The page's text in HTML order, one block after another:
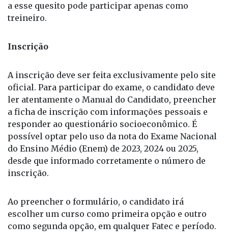
a esse quesito pode participar apenas como
treineiro.
Inscrição
A inscrição deve ser feita exclusivamente pelo site
oficial. Para participar do exame, o candidato deve
ler atentamente o Manual do Candidato, preencher
a ficha de inscrição com informações pessoais e
responder ao questionário socioeconômico. É
possível optar pelo uso da nota do Exame Nacional
do Ensino Médio (Enem) de 2023, 2024 ou 2025,
desde que informado corretamente o número de
inscrição.
Ao preencher o formulário, o candidato irá
escolher um curso como primeira opção e outro
como segunda opção, em qualquer Fatec e período.